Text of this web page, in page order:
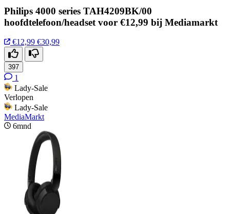
Philips 4000 series TAH4209BK/00
hoofdtelefoon/headset voor €12,99 bij Mediamarkt
€12,99 €30,99
397
1
Lady-Sale
Verlopen
Lady-Sale
MediaMarkt
6mnd